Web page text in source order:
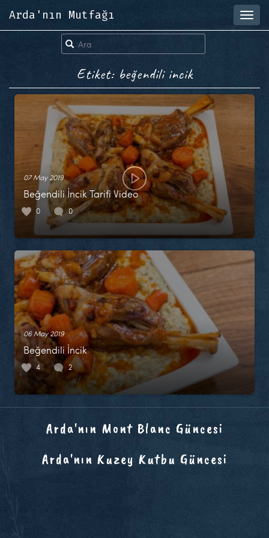
Arda'nın Mutfağı
Etiket: beğendili incik
07 May 2019
Beğendili İncik Tarifi Video
0 0
06 May 2019
Beğendili İncik
4 2
Arda'nın Mont Blanc Güncesi
Arda'nın Kuzey Kutbu Güncesi